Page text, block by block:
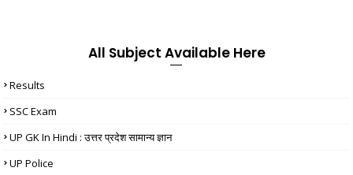
All Subject Available Here
Results
SSC Exam
UP GK In Hindi : उत्तर प्रदेश सामान्य ज्ञान
UP Police